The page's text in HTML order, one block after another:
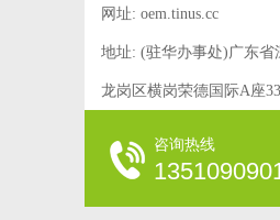
网址: oem.tinus.cc
地址: (驻华办事处)广东省
龙岗区横岗荣德国际A座
咨询热线